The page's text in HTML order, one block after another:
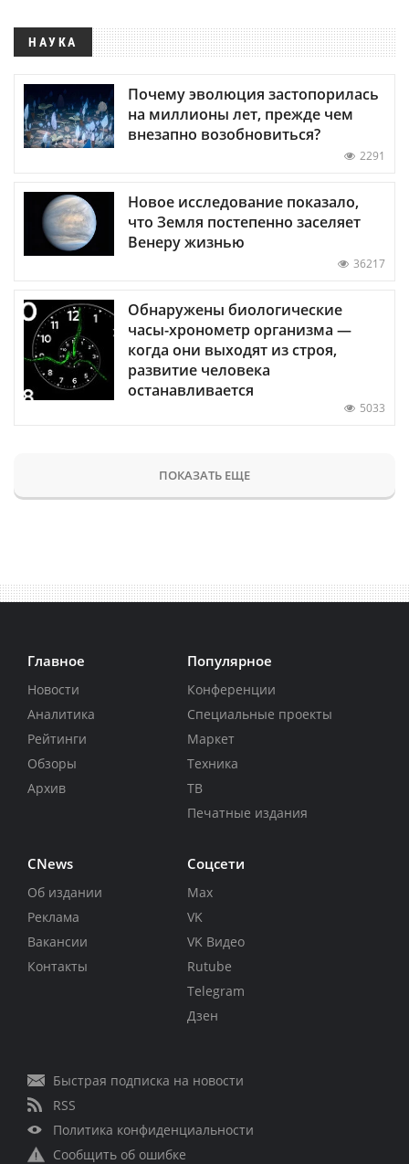
НАУКА
Почему эволюция застопорилась
на миллионы лет, прежде чем
внезапно возобновиться?
2291
Новое исследование показало,
что Земля постепенно заселяет
Венеру жизнью
36217
Обнаружены биологические
часы-хронометр организма —
когда они выходят из строя,
развитие человека
останавливается
5033
ПОКАЗАТЬ ЕЩЕ
Главное
Новости
Аналитика
Рейтинги
Обзоры
Архив
Популярное
Конференции
Специальные проекты
Маркет
Техника
ТВ
Печатные издания
CNews
Об издании
Реклама
Вакансии
Контакты
Соцсети
Max
VK
VK Видео
Rutube
Telegram
Дзен
Быстрая подписка на новости
RSS
Политика конфиденциальности
Сообщить об ошибке